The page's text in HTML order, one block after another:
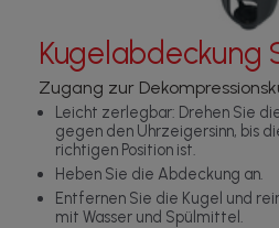
Kugelabdeckung
Zugang zur
Leicht zerlegbar: Drehen Sie
gegen den Uhrzeigersinn, bis
richtigen Position ist.
Heben Sie die Abdeckung an.
Entfernen Sie die Kugel und
mit Wasser und Spülmittel.